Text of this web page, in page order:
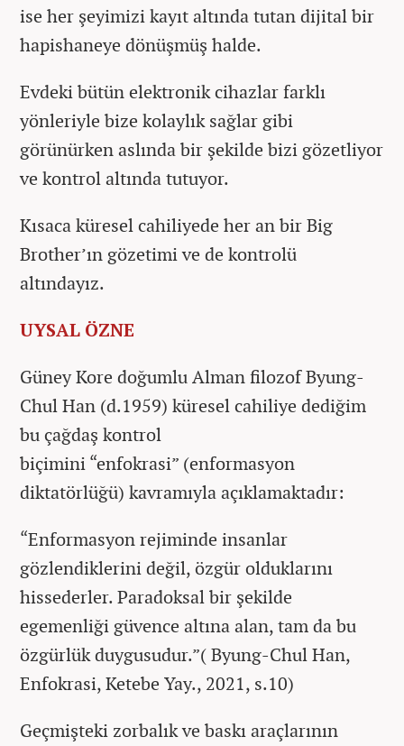
ise her şeyimizi kayıt altında tutan dijital bir
hapishaneye dönüşmüş halde.
Evdeki bütün elektronik cihazlar farklı
yönleriyle bize kolaylık sağlar gibi
görünürken aslında bir şekilde bizi gözetliyor
ve kontrol altında tutuyor.
Kısaca küresel cahiliyede her an bir Big
Brother’ın gözetimi ve de kontrolü
altındayız.
UYSAL ÖZNE
Güney Kore doğumlu Alman filozof Byung-
Chul Han (d.1959) küresel cahiliye dediğim
bu çağdaş kontrol
biçimini “enfokrasi” (enformasyon
diktatörlüğü) kavramıyla açıklamaktadır:
“Enformasyon rejiminde insanlar
gözlendiklerini değil, özgür olduklarını
hissederler. Paradoksal bir şekilde
egemenliği güvence altına alan, tam da bu
özgürlük duygusudur.”( Byung-Chul Han,
Enfokrasi, Ketebe Yay., 2021, s.10)
Geçmişteki zorbalık ve baskı araçlarının